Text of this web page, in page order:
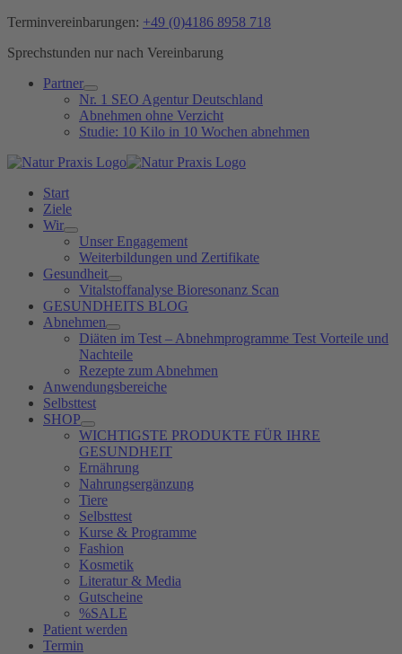
Zum
springen
Terminvereinbarungen: +49 (0)4186 8958 718
Sprechstunden nur nach Vereinbarung
Partner
Nr. 1 SEO Agentur Deutschland
Abnehmen ohne Verzicht
Studie: 10 Kilo in 10 Wochen abnehmen
Start
Ziele
Wir
Unser Engagement
Weiterbildungen und Zertifikate
Gesundheit
Vitalstoffanalyse Bioresonanz Scan
GESUNDHEITS BLOG
Abnehmen
Diäten im Test – Abnehmprogramme Test Vorteile und
Nachteile
Rezepte zum Abnehmen
Anwendungsbereiche
Selbsttest
SHOP
WICHTIGSTE PRODUKTE FÜR IHRE
GESUNDHEIT
Ernährung
Nahrungsergänzung
Tiere
Selbsttest
Kurse & Programme
Fashion
Kosmetik
Literatur & Media
Gutscheine
%SALE
Patient werden
Termin